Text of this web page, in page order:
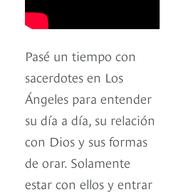
Pasé un tiempo con
sacerdotes en Los
Ángeles para entender
su día a día, su relación
con Dios y sus formas
de orar. Solamente
estar con ellos y entrar